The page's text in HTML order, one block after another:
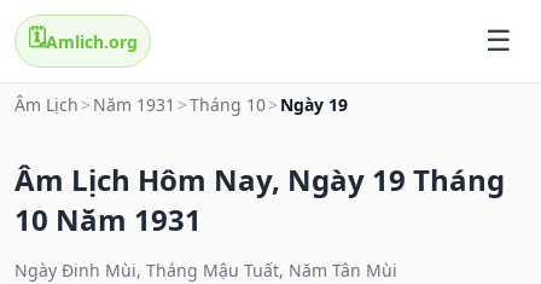
🗓️Amlich.org
Âm Lịch > Năm 1931 >Tháng 10> Ngày 19
Âm Lịch Hôm Nay, Ngày 19 Tháng
10 Năm 1931
Ngày Đinh Mùi, Tháng Mậu Tuất, Năm Tân Mùi